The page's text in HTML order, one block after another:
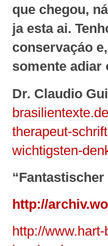
que chegou,
ja esta ai.
conservaçáo
somente adiar
Dr. Claudio
therapeut-
wichtigsten-
http://
http://